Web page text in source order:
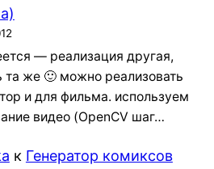
— реализация другая,
та же 🙂 можно реализовать
и для фильма. используем
видео (OpenCV шаг…
к Генератор комиксов